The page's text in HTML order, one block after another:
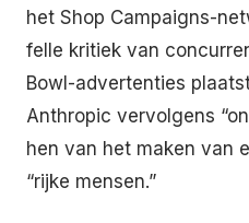
het Shop Campaigns-
felle kritiek van
Bowl-advertenties
Anthropic vervolgens
hen van het maken van
“rijke mensen.”